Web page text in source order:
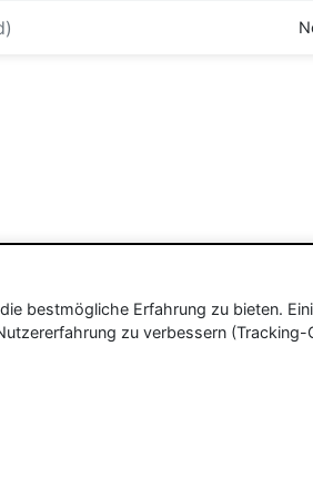
bestmögliche Erfahrung zu bieten.
zu verbessern